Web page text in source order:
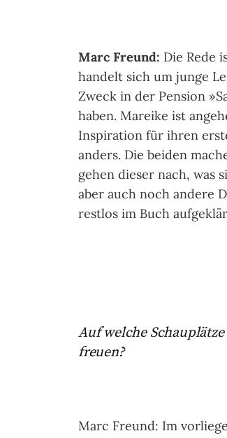
Marc Freund: Die Rede
handelt sich um junge
Zweck in der Pension
haben. Mareike ist
Inspiration für ihren
anders. Die beiden
gehen dieser nach, was
aber auch noch andere
restlos im Buch
Auf welche
freuen?
Marc Freund: Im